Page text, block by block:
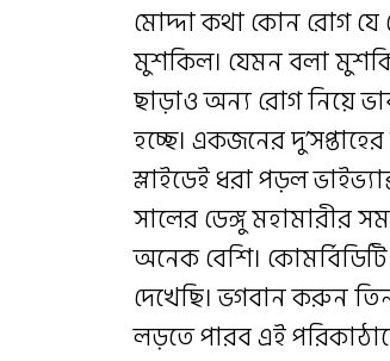
মোদ্দা কথা কোন রোগ
মুশকিল। যেমন বলা
ছাড়াও অন্য রোগ নিয়ে
হচ্ছে। একজনের
স্লাইডেই ধরা পড়ল
সালের ডেঙ্গু মহামারীর
অনেক বেশি।
দেখেছি। ভগবান করুন
লড়তে পারব এই